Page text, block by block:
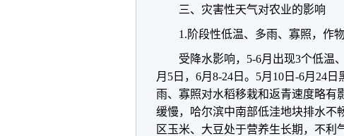
三、灾害性天气对农业的影响
1.阶段性低温、多雨、寡照，作
受降水影响，5-6月出现3个低温
月5日，6月8-24日。5月10日-6月24
雨、寡照对水稻移栽和返青速度略有
缓慢，哈尔滨中南部低洼地块排水不
区玉米、大豆处于营养生长期，不